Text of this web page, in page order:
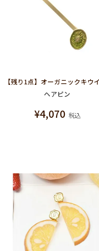
ヘアピン
¥4,070 税込